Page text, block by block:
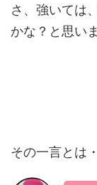
さ、強いては
かな？と思い
その一言とは